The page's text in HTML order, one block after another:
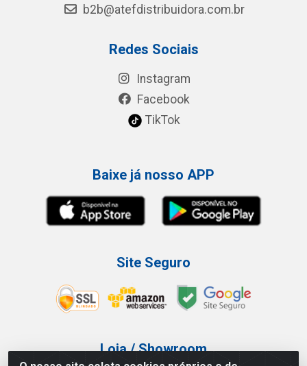
b2b@atefdistribuidora.com.br
Redes Sociais
Instagram
Facebook
TikTok
Baixe já nosso APP
Site Seguro
Loja / Showroom